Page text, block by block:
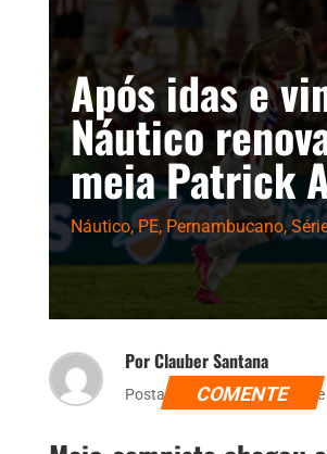
Após idas e
Náutico
meia Patrick
Náutico,PE,Pernambucano,
Por Clauber Santana
Postado dia 5 de setembro
COMENTE